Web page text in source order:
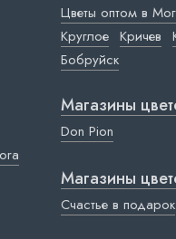
Цветы оптом в
Круглое Кричев
Бобруйск
Магазины
Don Pion
Магазины
Счастье в подарок